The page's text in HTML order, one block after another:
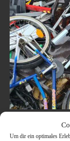
Um dir ein optimales
Dortmund: